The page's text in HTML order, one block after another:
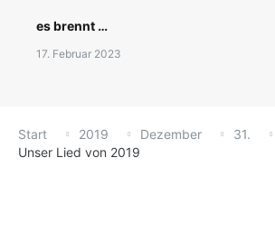
es brennt …
17. Februar 2023
Start 2019 Dezember
31.
Unser Lied von 2019